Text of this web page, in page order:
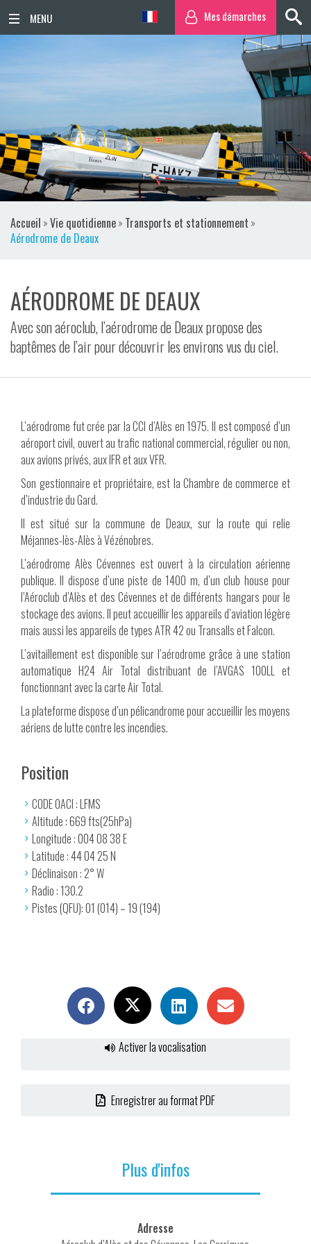
TERRITOIRE
VIE QUOTIDIENNE
SORTIR / BOUGER
ESPACE PRESSE
VIDÉOS
Mes démarches
Accueil »Vie quotidienne» Transports et stationnement »
Aérodrome de Deaux
AÉRODROME DE DEAUX
Avec son aéroclub, l’aérodrome de Deaux propose des
baptêmes de l’air pour découvrir les environs vus du ciel.
L’aérodrome fut crée par la CCI d’Alès en 1975. Il est composé d’un
aéroport civil, ouvert au trafic national commercial, régulier ou non,
aux avions privés, aux IFR et aux VFR.
Son gestionnaire et propriétaire, est la Chambre de commerce et
d’industrie du Gard.
Il est situé sur la commune de Deaux, sur la route qui relie
Méjannes-lès-Alès à Vézénobres.
L’aérodrome Alès Cévennes est ouvert à la circulation aérienne
publique. Il dispose d’une piste de 1400 m, d’un club house pour
l’Aéroclub d’Alès et des Cévennes et de différents hangars pour le
stockage des avions. Il peut accueillir les appareils d’aviation légère
mais aussi les appareils de types ATR 42 ou Transalls et Falcon.
L’avitaillement est disponible sur l’aérodrome grâce à une station
automatique H24 Air Total distribuant de l’AVGAS 100LL et
fonctionnant avec la carte Air Total.
La plateforme dispose d’un pélicandrome pour accueillir les moyens
aériens de lutte contre les incendies.
Position
CODE OACI : LFMS
Altitude : 669 fts(25hPa)
Longitude : 004 08 38 E
Latitude : 44 04 25 N
Déclinaison : 2° W
Radio : 130.2
Pistes (QFU): 01 (014) – 19 (194)
Activer la vocalisation
Enregistrer au format PDF
Plus d'infos
Adresse